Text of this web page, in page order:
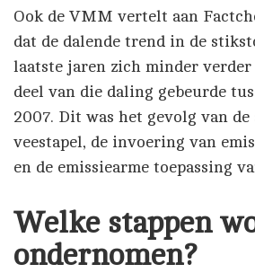
Ook de VMM vertelt aan
dat de dalende trend in de
laatste jaren zich minder verder
deel van die daling gebeurde
2007. Dit was het gevolg van de
veestapel, de invoering van
en de emissiearme toepassing
Welke stappen
ondernomen?